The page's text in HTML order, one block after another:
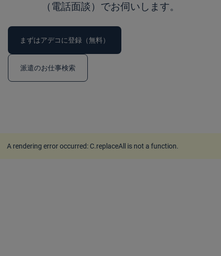
（電話面談）でお伺いします。
まずはアデコに登録（無料）
派遣のお仕事検索
A rendering error occurred: C.replaceAll is not a function.